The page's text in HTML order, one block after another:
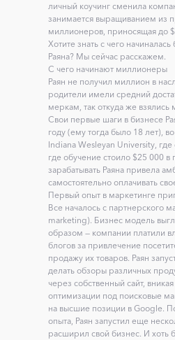
личный коучинг сменила
занимается выращиванием из
миллионеров, приносящая до
Хотите знать с чего
Раяна? Мы сейчас расскажем.
С чего начинают миллионеры
Раян не получил миллион в
родители имели средний
меркам, так откуда же взялись
Свои первые шаги в бизнесе
году (ему тогда было 18 лет),
Indiana Wesleyan University,
где обучение стоило $25 000 в
зарабатывать Раяна привела
самостоятельно оплачивать
Первый опыт в маркетинге
Все началось с партнерского
marketing). Бизнес модель
образом — компании платили
блогов за привлечение
продажу их товаров. Раян
делать обзоры различных
через собственный сайт,
оптимизации под поисковые
на высшие позиции в Google.
опыта, Раян запустил еще
расширил свой бизнес. И хоть